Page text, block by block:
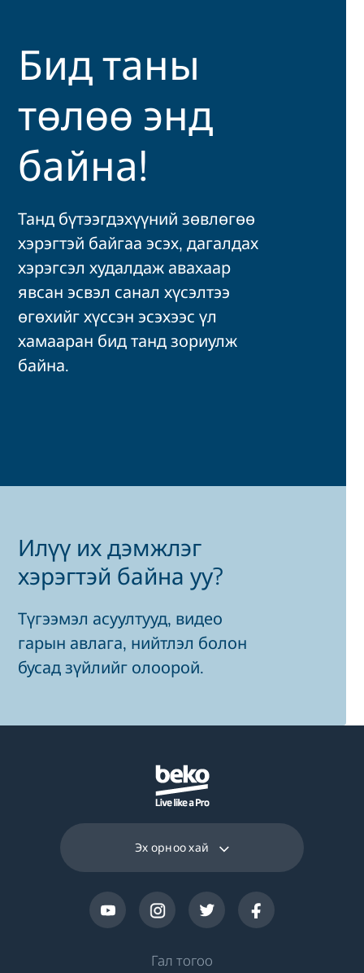
Бид таны
төлөө энд
байна!
Танд бүтээгдэхүүний зөвлөгөө
хэрэгтэй байгаа эсэх, дагалдах
хэрэгсэл худалдаж авахаар
явсан эсвэл санал хүсэлтээ
өгөхийг хүссэн эсэхээс үл
хамааран бид танд зориулж
байна.
Илүү их дэмжлэг
хэрэгтэй байна уу?
Түгээмэл асуултууд, видео
гарын авлага, нийтлэл болон
бусад зүйлийг олоорой.
Эх орноо хай
Гал тогоо